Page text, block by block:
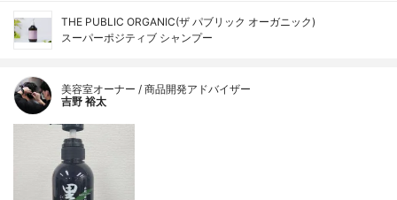
THE PUBLIC ORGANIC(ザ パブリック オーガニック)
スーパーポジティブ シャンプー
美容室オーナー / 商品開発アドバイザー
吉野 裕太